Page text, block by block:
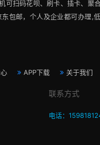
可扫码花呗、刷卡、插卡、聚
包邮，个人及企业都可办理,
APP下载 关于我们
联系方式
电话：